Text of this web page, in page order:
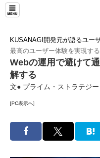
KUSANAGI開発元が語るユー
最高のユーザー体験を実現す
Webの運用で避けて
解する
文● プライム・ストラテジ
[PC表示へ]